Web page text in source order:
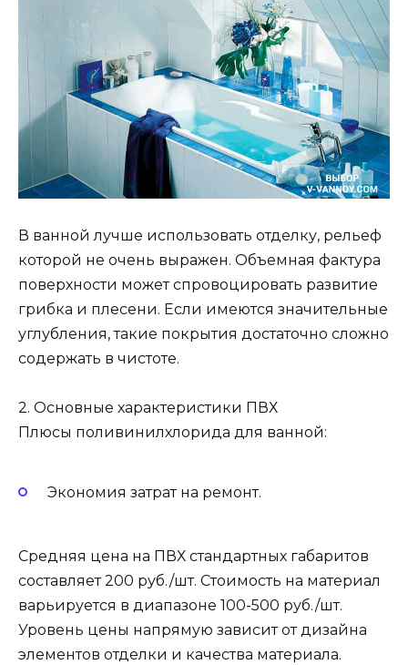
В ванной лучше использовать отделку, рельеф
которой не очень выражен. Объемная фактура
поверхности может спровоцировать развитие
грибка и плесени. Если имеются значительные
углубления, такие покрытия достаточно сложно
содержать в чистоте.
2. Основные характеристики ПВХ
Плюсы поливинилхлорида для ванной:
Экономия затрат на ремонт.
Средняя цена на ПВХ стандартных габаритов
составляет 200 руб./шт. Стоимость на материал
варьируется в диапазоне 100-500 руб./шт.
Уровень цены напрямую зависит от дизайна
элементов отделки и качества материала.